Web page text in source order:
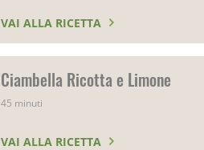
VAI ALLA RICETTA
Ciambella Ricotta e Limone
45 minuti
VAI ALLA RICETTA